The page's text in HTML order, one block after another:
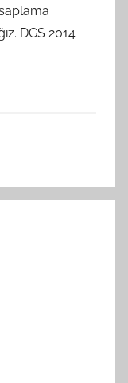
DGS 2014